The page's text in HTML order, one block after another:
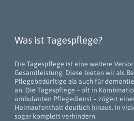
Was ist Tagespflege?
Die Tagespflege ist eine weitere
Gesamtleistung. Diese bieten wir als
Pflegebedürftige als auch für
an. Die Tagespflege – oft in
ambulanten Pflegedienst – zögert
Heimaufenthalt deutlich hinaus. In
sogar komplett verhindern.